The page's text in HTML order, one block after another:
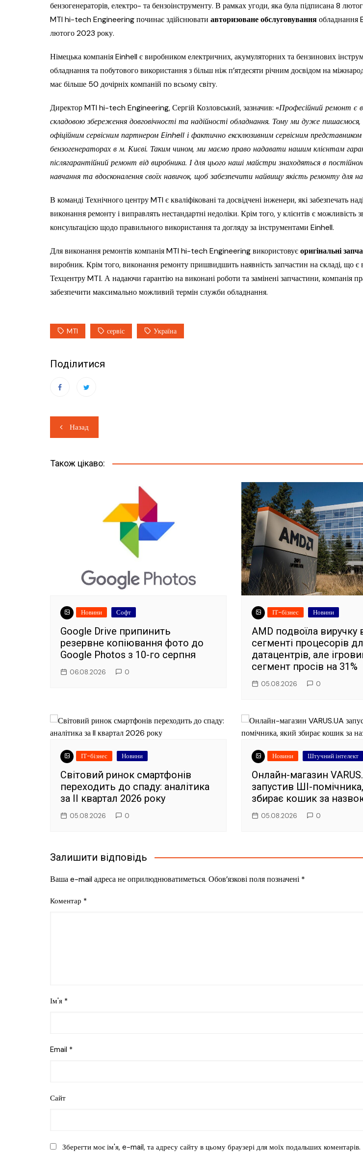
бензогенераторів, електро- та бензоінструменту. В рамках угоди, яка була підписана 8
MTI hi-tech Engineering починає здійснювати авторизоване обслуговуванняобладнання
лютого 2023 року.
Німецька компанія Einhell є виробником електричних, акумуляторних та бензинових
обладнання та побутового використання з більш ніж п’ятдесяти річним досвідом на
має більше 50 дочірніх компаній по всьому світу.
Директор MTI hi-tech Engineering, Сергій Козловський, зазначив: «Професійний ремонт є
складовою збереження довговічності та надійності обладнання. Тому ми дуже
офіційним сервісним партнером Einhell і фактично ексклюзивним сервісним
бензогенераторах в м. Києві. Таким чином, ми маємо право надавати нашим клієнтам
післягарантійний ремонт від виробника. І для цього наші майстри знаходяться в
навчання та вдосконалення своїх навичок, щоб забезпечити найвищу якість ремонту для
В команді Технічного центру MTI є кваліфіковані та досвідчені інженери, які забезпечать
виконання ремонту і виправлять нестандартні недоліки. Крім того, у клієнтів є можливість
консультацією щодо правильного використання та догляду за інструментами Einhell.
Для виконання ремонтів компанія MTI hi-tech Engineering використовуєоригінальні
виробник. Крім того, виконання ремонту пришвидшить наявність запчастин на складі, що є
Техцентру MTІ. А надаючи гарантію на виконані роботи та замінені запчастини, компанія
забезпечити максимально можливий термін служби обладнання.
MTI сервіс Україна
Поділитися
Навігація
записів
Назад
Також цікаво:
Новини Софт
Google Drive припинить
резервне копіювання фото до
Google Photos з 10-го серпня
06.08.2026 0
ІТ-бізнес Новини
AMD подвоїла виручку
сегменті процесорів
датацентрів, але
сегмент просів на 31%
05.08.2026 0
ІТ-бізнес Новини
Світовий ринок смартфонів
переходить до спаду: аналітика
за II квартал 2026 року
05.08.2026 0
Новини Штучний інтелект
Онлайн-магазин
запустив ШІ-
збирає кошик за
05.08.2026 0
Залишити відповідь
Ваша e-mail адреса не оприлюднюватиметься. Обов’язкові поля позначені *
Коментар *
Ім'я *
Email *
Сайт
Зберегти моє ім'я, e-mail, та адресу сайту в цьому браузері для моїх подальших коментарів.